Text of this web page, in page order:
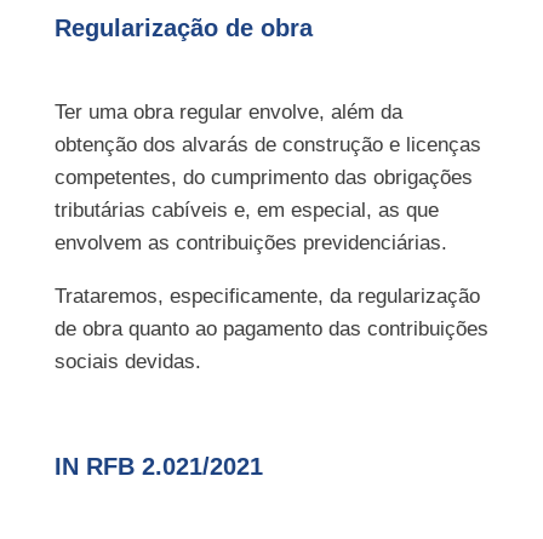
Regularização de obra
Ter uma obra regular envolve, além da
obtenção dos alvarás de construção e licenças
competentes, do cumprimento das obrigações
tributárias cabíveis e, em especial, as que
envolvem as contribuições previdenciárias.
Trataremos, especificamente, da regularização
de obra quanto ao pagamento das contribuições
sociais devidas.
IN RFB 2.021/2021